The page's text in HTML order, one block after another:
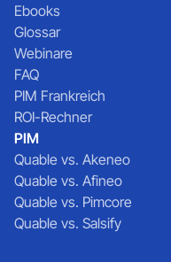
Ebooks
Glossar
Webinare
FAQ
PIM Frankreich
ROI-Rechner
PIM
Quable vs. Akeneo
Quable vs. Afineo
Quable vs. Pimcore
Quable vs. Salsify